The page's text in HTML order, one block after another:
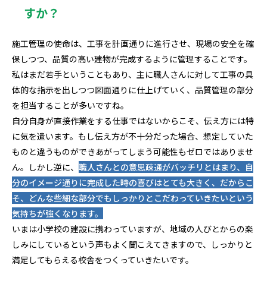
すか？
施工管理の使命は、工事を計画通りに進行させ、現場の安全を確
保しつつ、品質の高い建物が完成するように管理することです。
私はまだ若手ということもあり、主に職人さんに対して工事の具
体的な指示を出しつつ図面通りに仕上げていく、品質管理の部分
を担当することが多いですね。
自分自身が直接作業をする仕事ではないからこそ、伝え方には特
に気を遣います。もし伝え方が不十分だった場合、想定していた
ものと違うものができあがってしまう可能性もゼロではありませ
ん。しかし逆に、 職人さんとの意思疎通がバッチリとはまり、自
分のイメージ通りに完成した時の喜びはとても大きく、だからこ
そ、どんな些細な部分でもしっかりとこだわっていきたいという
気持ちが強くなります。
いまは小学校の建設に携わっていますが、地域の人びとからの楽
しみにしているという声もよく聞こえてきますので、しっかりと
満足してもらえる校舎をつくっていきたいです。